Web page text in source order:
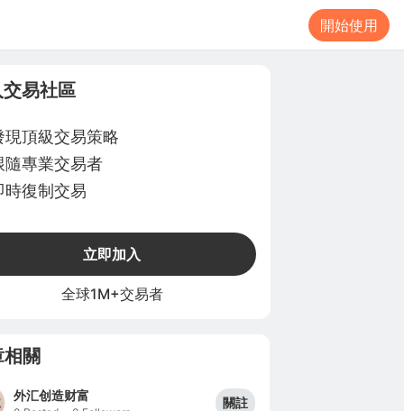
開始使用
易社區
現頂級交易策略
隨專業交易者
時復制交易
立即加入
全球1M+交易者
關
外汇创造财富 關註